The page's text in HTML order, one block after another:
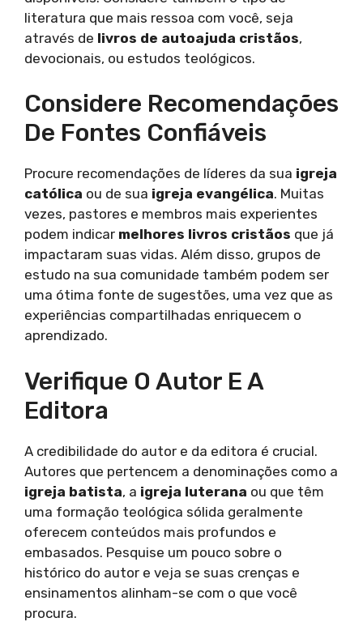
literatura que mais ressoa com você, seja
através de livros de autoajuda cristãos,
devocionais, ou estudos teológicos.
Considere Recomendações
De Fontes Confiáveis
Procure recomendações de líderes da sua igreja
católica ou de sua igreja evangélica. Muitas
vezes, pastores e membros mais experientes
podem indicar melhores livros cristãos que já
impactaram suas vidas. Além disso, grupos de
estudo na sua comunidade também podem ser
uma ótima fonte de sugestões, uma vez que as
experiências compartilhadas enriquecem o
aprendizado.
Verifique O Autor E A
Editora
A credibilidade do autor e da editora é crucial.
Autores que pertencem a denominações como a
igreja batista, a igreja luterana ou que têm
uma formação teológica sólida geralmente
oferecem conteúdos mais profundos e
embasados. Pesquise um pouco sobre o
histórico do autor e veja se suas crenças e
ensinamentos alinham-se com o que você
procura.